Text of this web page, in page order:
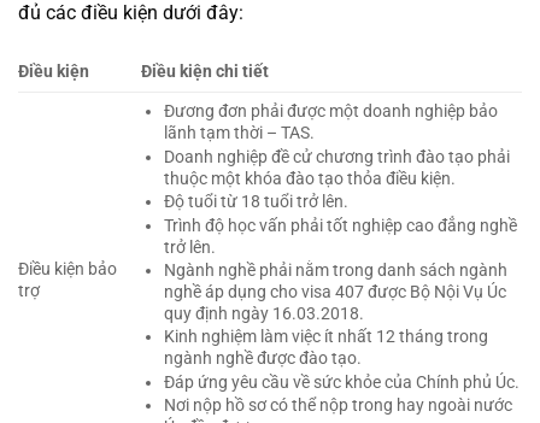
đủ các điều kiện dưới đây:
Điều kiện Điều kiện chi tiết
Điều kiện bảo
trợ
Đương đơn phải được một doanh nghiệp bảo
lãnh tạm thời – TAS.
Doanh nghiệp đề cử chương trình đào tạo phải
thuộc một khóa đào tạo thỏa điều kiện.
Độ tuổi từ 18 tuổi trở lên.
Trình độ học vấn phải tốt nghiệp cao đẳng nghề
trở lên.
Ngành nghề phải nằm trong danh sách ngành
nghề áp dụng cho visa 407 được Bộ Nội Vụ Úc
quy định ngày 16.03.2018.
Kinh nghiệm làm việc ít nhất 12 tháng trong
ngành nghề được đào tạo.
Đáp ứng yêu cầu về sức khỏe của Chính phủ Úc.
Nơi nộp hồ sơ có thể nộp trong hay ngoài nước